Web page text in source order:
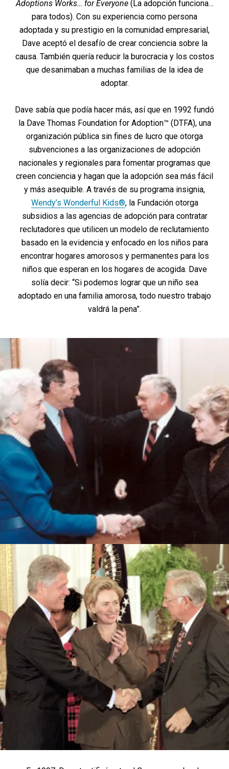
Adoptions Works… for Everyone(La adopción funciona…
para todos). Con su experiencia como persona
adoptada y su prestigio en la comunidad empresarial,
Dave aceptó el desafío de crear conciencia sobre la
causa. También quería reducir la burocracia y los costos
que desanimaban a muchas familias de la idea de
adoptar.
Dave sabía que podía hacer más, así que en 1992 fundó
la Dave Thomas Foundation for Adoption™ (DTFA), una
organización pública sin fines de lucro que otorga
subvenciones a las organizaciones de adopción
nacionales y regionales para fomentar programas que
creen conciencia y hagan que la adopción sea más fácil
y más asequible. A través de su programa insignia,
Wendy’s Wonderful Kids®, la Fundación otorga
subsidios a las agencias de adopción para contratar
reclutadores que utilicen un modelo de reclutamiento
basado en la evidencia y enfocado en los niños para
encontrar hogares amorosos y permanentes para los
niños que esperan en los hogares de acogida. Dave
solía decir: “Si podemos lograr que un niño sea
adoptado en una familia amorosa, todo nuestro trabajo
valdrá la pena”.